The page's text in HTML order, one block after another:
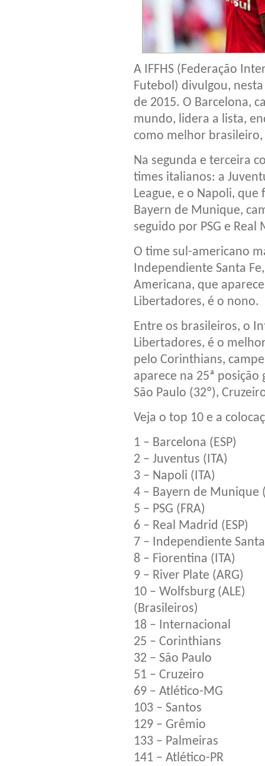
A IFFHS (Federação
Futebol) divulgou,
de 2015. O Barcelona,
mundo, lidera a lista,
como melhor brasileiro,
Na segunda e terceira
times italianos: a
League, e o Napoli,
Bayern de Munique,
seguido por PSG e Real
O time sul-americano
Independiente Santa
Americana, que
Libertadores, é o nono.
Entre os brasileiros, o
Libertadores, é o
pelo Corinthians,
aparece na 25ª
São Paulo (32º),
Veja o top 10 e a
1 – Barcelona (ESP)
2 – Juventus (ITA)
3 – Napoli (ITA)
4 – Bayern de Munique
5 – PSG (FRA)
6 – Real Madrid (ESP)
7 – Independiente Santa
8 – Fiorentina (ITA)
9 – River Plate (ARG)
10 – Wolfsburg (ALE)
(Brasileiros)
18 – Internacional
25 – Corinthians
32 – São Paulo
51 – Cruzeiro
69 – Atlético-MG
103 – Santos
129 – Grêmio
133 – Palmeiras
141 – Atlético-PR